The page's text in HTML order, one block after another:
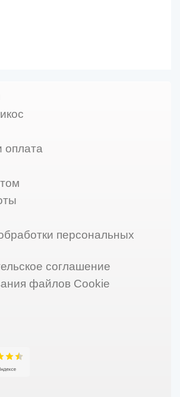
оплата
персональных
соглашение
файлов Cookie